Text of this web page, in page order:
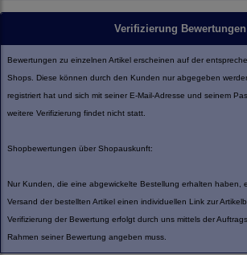
Verifizierung Bewertungen
Bewertungen zu einzelnen Artikel erscheinen auf der
Shops. Diese können durch den Kunden nur abgegeben
registriert hat und sich mit seiner E-Mail-Adresse und seinem
weitere Verifizierung findet nicht statt.
Shopbewertungen über Shopauskunft:
Nur Kunden, die eine abgewickelte Bestellung erhalten haben,
Versand der bestellten Artikel einen individuellen Link zur
Verifizierung der Bewertung erfolgt durch uns mittels der
Rahmen seiner Bewertung angeben muss.